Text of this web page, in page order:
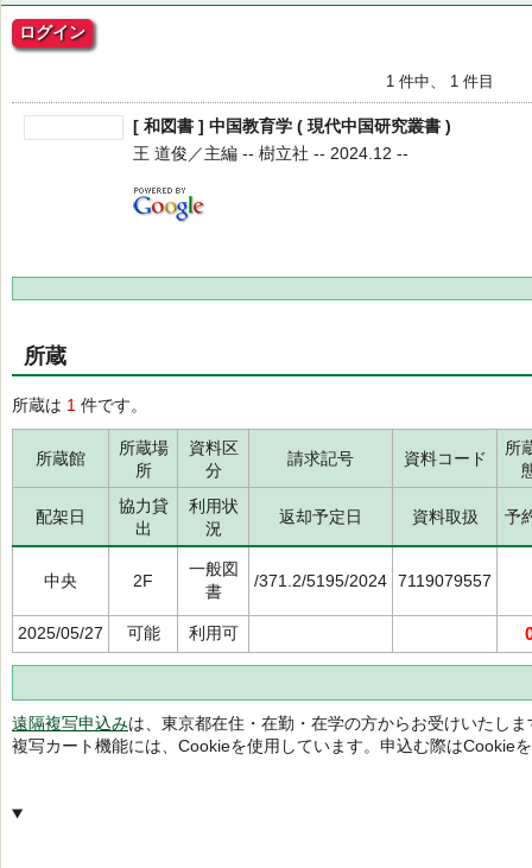
ログイン
1 件中、 1 件目
[ 和図書 ] 中国教育学 ( 現代中国研究叢書 )
王 道俊／主編 -- 樹立社 -- 2024.12 --
所蔵
所蔵は 1 件です。
所蔵館
所蔵場
所
資料区
分
請求記号 資料コード
所
配架日
協力貸
出
利用状
況
返却予定日 資料取扱 予
中央 2F
一般図
書
/371.2/5195/2024 7119079557
2025/05/27 可能 利用可
遠隔複写申込みは、東京都在住・在勤・在学の方からお受けいたしま
複写カート機能には、Cookieを使用しています。申込む際はCookie